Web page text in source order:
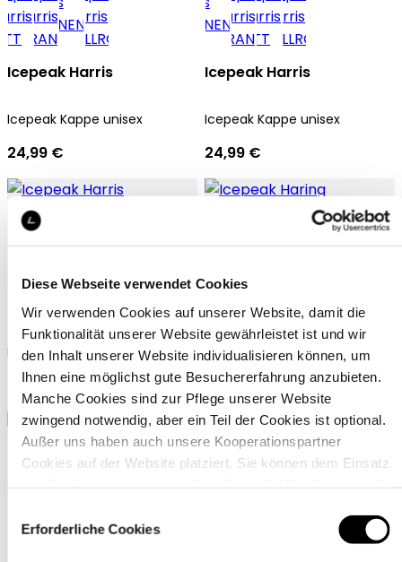
Diese Webseite verwendet Cookies
Wir verwenden Cookies auf unserer Website, damit die
Funktionalität unserer Website gewährleistet ist und wir
den Inhalt unserer Website individualisieren können, um
Ihnen eine möglichst gute Besuchererfahrung anzubieten.
Manche Cookies sind zur Pflege unserer Website
zwingend notwendig, aber ein Teil der Cookies ist optional.
Außer uns haben auch unsere Kooperationspartner
Cookies auf der Website platziert. Sie können dem Einsatz
über den Link „Cookie-Einstellungen
Erforderliche Cookies
Icepeak Harris
Icepeak Kappe unisex
24,99 €
Icepeak Harris
Icepeak Kappe unisex
24,99 €
Icepeak Harris
Icepeak Kappe unisex
24,99 €
Icepeak Haring
Icepeak Kappe unisex
24,99 €
Icepeak Haring